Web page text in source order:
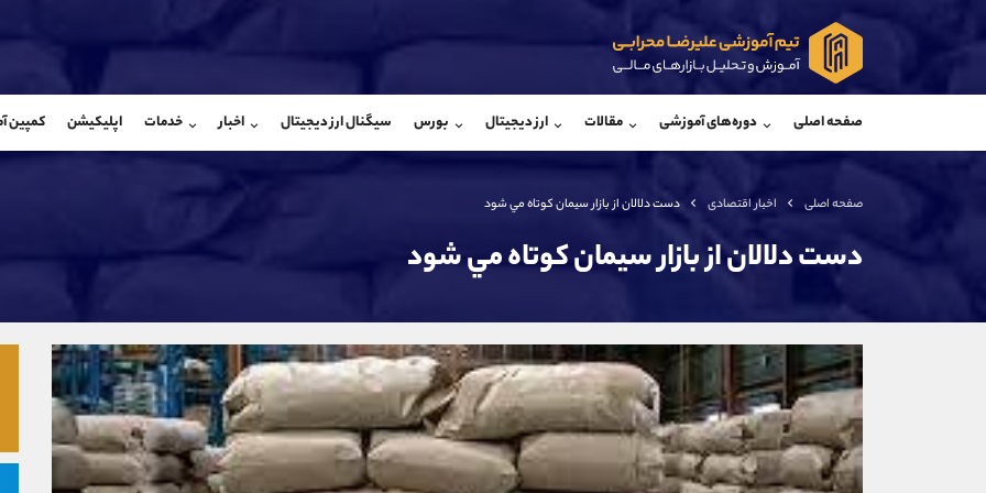
صفحه اصلی دوره‌های آموزشی مقالات ارز دیجیتال بورس سیگنال ارز دیجیتال اخبار خدمات اپلیکیشن کمپین
صفحه اصلی اخبار اقتصادی دست دلالان از بازار سيمان كوتاه مي شود
دست دلالان از بازار سيمان كوتاه مي شود
@Armteam_admin_103
103
تلفن
بدون پیش شماره
اینستاگرام
کانال تلگرام
کانال بله